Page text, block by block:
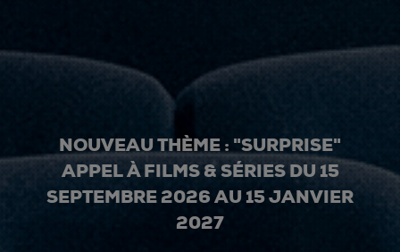
NOUVEAU THÈME : "SURPRISE"
APPEL À FILMS & SÉRIES DU 15
SEPTEMBRE 2026 AU 15 JANVIER
2027